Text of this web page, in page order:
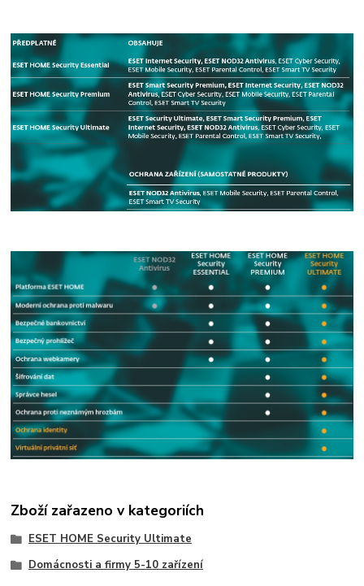
Zboží zařazeno v kategoriích
ESET HOME Security Ultimate
Domácnosti a firmy 5-10 zařízení